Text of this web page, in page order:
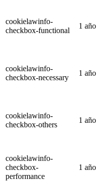
cookielawinfo-
checkbox-functional
1 año
cookielawinfo-
checkbox-necessary
1 año
cookielawinfo-
checkbox-others
1 año
cookielawinfo-
checkbox-
performance
1 año